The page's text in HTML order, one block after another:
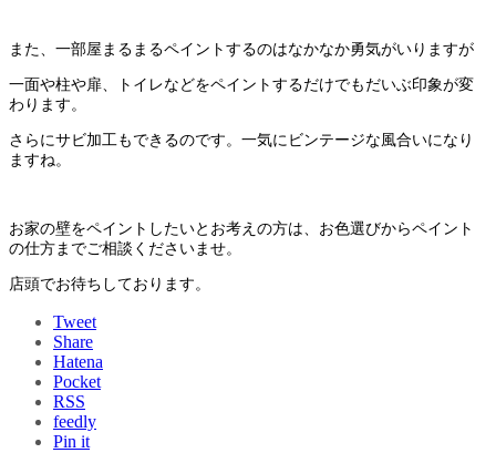
また、一部屋まるまるペイントするのはなかなか勇気がいりますが
一面や柱や扉、トイレなどをペイントするだけでもだいぶ印象が変
わります。
さらにサビ加工もできるのです。一気にビンテージな風合いになり
ますね。
お家の壁をペイントしたいとお考えの方は、お色選びからペイント
の仕方までご相談くださいませ。
店頭でお待ちしております。
Tweet
Share
Hatena
Pocket
RSS
feedly
Pin it